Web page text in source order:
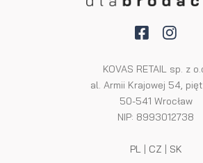
KOVAS RETAIL sp. z
al. Armii Krajowej 54,
50-541 Wrocław
NIP: 8993012738
PL| CZ | SK